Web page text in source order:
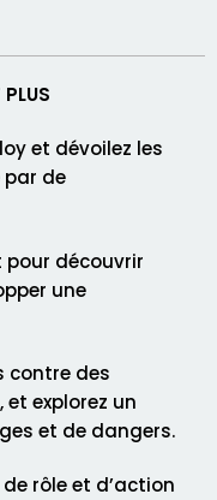
et dévoilez les
par de
pour découvrir
une
contre des
explorez un
et de dangers.
rôle et d’action